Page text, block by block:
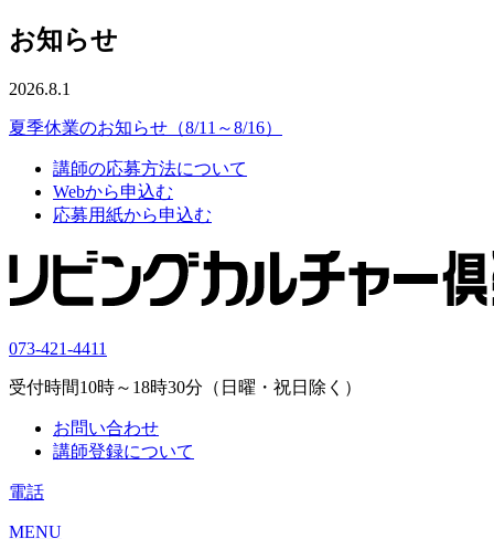
お知らせ
2026.8.1
夏季休業のお知らせ（8/11～8/16）
講師の応募方法について
Webから申込む
応募用紙から申込む
073-421-4411
受付時間10時～18時30分（日曜・祝日除く）
お問い合わせ
講師登録について
電話
MENU